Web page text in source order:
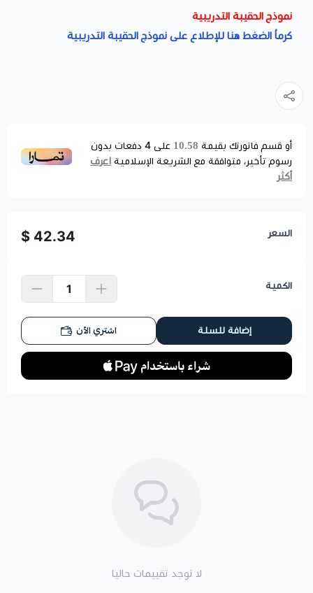
نموذج الحقيبة التدريبية
كرماُ الضغط هنا للإطلاع على نموذج الحقيبة التدريبية
أو قسم فاتورتك بقيمة 10.58 على 4 دفعات بدون
رسوم تأخير، متوافقة مع الشريعة الإسلامية اعرف
أكثر
السعر 42.34 $
الكمية
إضافة للسلة اشتري الآن
لا توجد تقييمات حاليا